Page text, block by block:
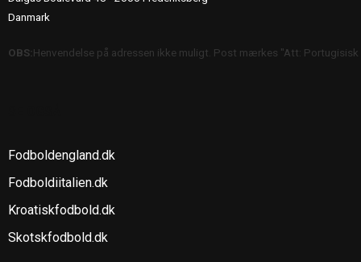
Danmark
OBS:Henvendelse på adressen ikke muligt. Post mærkes "Att:
Fodboldengland.dk
Fodboldiitalien.dk
Kroatiskfodbold.dk
Skotskfodbold.dk